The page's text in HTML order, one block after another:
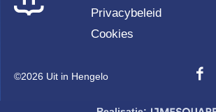
Privacybeleid
Cookies
©2026 Uit in Hengelo